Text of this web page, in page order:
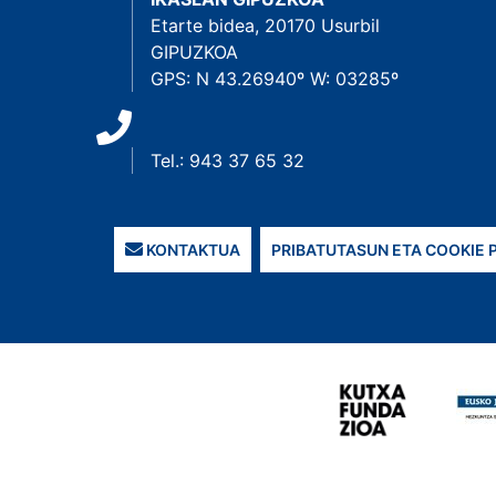
Etarte bidea, 20170 Usurbil
GIPUZKOA
GPS: N 43.26940º W: 03285º
Tel.: 943 37 65 32
KONTAKTUA PRIBATUTASUN ETA COOKIE